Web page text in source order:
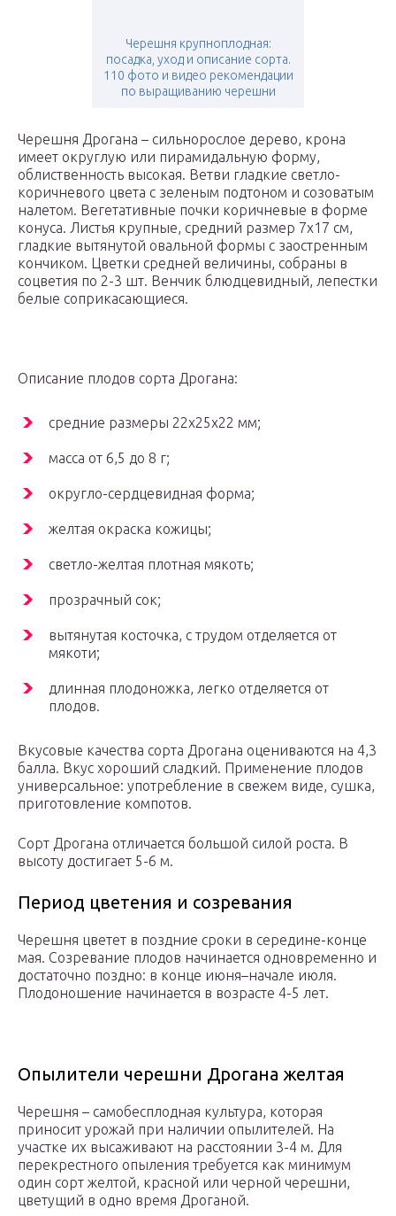
Черешня крупноплодная:
посадка, уход и описание сорта.
110 фото и видео рекомендации
по выращиванию черешни
Черешня Дрогана – сильнорослое дерево, крона
имеет округлую или пирамидальную форму,
облиственность высокая. Ветви гладкие светло-
коричневого цвета с зеленым подтоном и созоватым
налетом. Вегетативные почки коричневые в форме
конуса. Листья крупные, средний размер 7х17 см,
гладкие вытянутой овальной формы с заостренным
кончиком. Цветки средней величины, собраны в
соцветия по 2-3 шт. Венчик блюдцевидный, лепестки
белые соприкасающиеся.
Описание плодов сорта Дрогана:
средние размеры 22х25х22 мм;
масса от 6,5 до 8 г;
округло-сердцевидная форма;
желтая окраска кожицы;
светло-желтая плотная мякоть;
прозрачный сок;
вытянутая косточка, с трудом отделяется от
мякоти;
длинная плодоножка, легко отделяется от
плодов.
Вкусовые качества сорта Дрогана оцениваются на 4,3
балла. Вкус хороший сладкий. Применение плодов
универсальное: употребление в свежем виде, сушка,
приготовление компотов.
Сорт Дрогана отличается большой силой роста. В
высоту достигает 5-6 м.
Период цветения и созревания
Черешня цветет в поздние сроки в середине-конце
мая. Созревание плодов начинается одновременно и
достаточно поздно: в конце июня–начале июля.
Плодоношение начинается в возрасте 4-5 лет.
Опылители черешни Дрогана желтая
Черешня – самобесплодная культура, которая
приносит урожай при наличии опылителей. На
участке их высаживают на расстоянии 3-4 м. Для
перекрестного опыления требуется как минимум
один сорт желтой, красной или черной черешни,
цветущий в одно время Дроганой.